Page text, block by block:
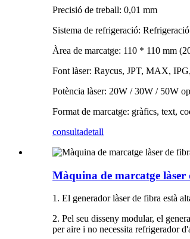
Precisió de treball: 0,01 mm
Sistema de refrigeració:
Àrea de marcatge: 110 * 110 mm
Font làser: Raycus, JPT, MAX,
Potència làser: 20W / 30W / 50W
Format de marcatge: gràfics, text,
consultadetall
Màquina de marcatge
1. El generador làser de fibra està
2. Pel seu disseny modular, el
per aire i no necessita refrigerador